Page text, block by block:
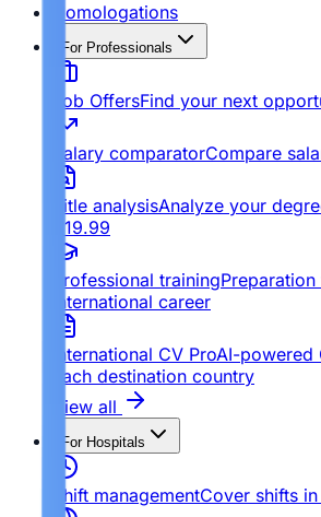
Homologations
For Professionals
Job OffersFind your next
Salary comparatorCompare
Title analysisAnalyze your
€19.99
Professional training
international career
International CV ProAI-powered
each destination country
View all
For Hospitals
Shift managementCover shifts